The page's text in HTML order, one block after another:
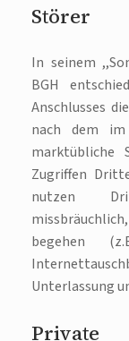
Störer
In seinem
BGH
Anschlusses
nach dem im
marktübliche
Zugriffen
nutzen
begehen
Unterlassung